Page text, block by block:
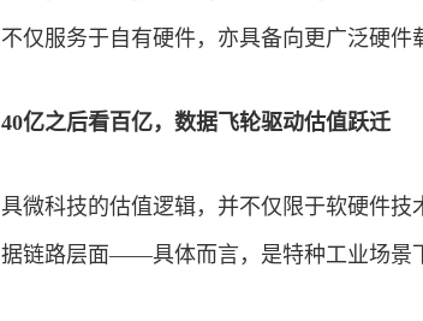
不仅服务于自有硬件，亦具备向更广泛硬件
40亿之后看百亿，数据飞轮驱动估值跃迁
具微科技的估值逻辑，并不仅限于软硬件
据链路层面——具体而言，是特种工业场景